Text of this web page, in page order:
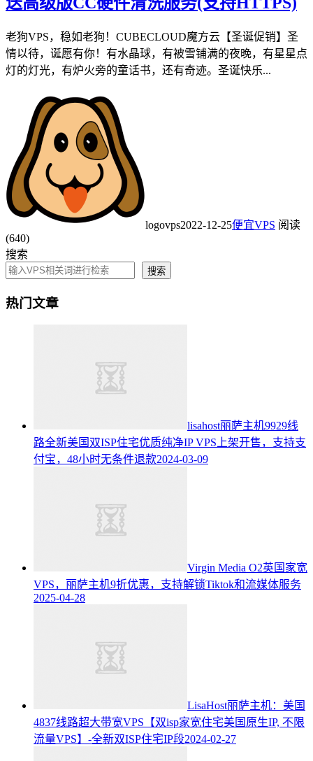
老狗VPS，稳如老狗！CUBECLOUD魔方云【圣诞促销】圣
情以待，诞愿有你！有水晶球，有被雪铺满的夜晚，有星星点
灯的灯光，有炉火旁的童话书，还有奇迹。圣诞快乐...
logovps2022-12-25便宜VPS 阅读
(640)
搜索
搜索
热门文章
lisahost丽萨主机9929线
路全新美国双ISP住宅优质纯净IP VPS上架开售，支持支
付宝，48小时无条件退款2024-03-09
Virgin Media O2英国家宽
VPS，丽萨主机9折优惠，支持解锁Tiktok和流媒体服务
2025-04-28
LisaHost丽萨主机：美国
4837线路超大带宽VPS【双isp家宽住宅美国原生IP, 不限
流量VPS】-全新双ISP住宅IP段2024-02-27